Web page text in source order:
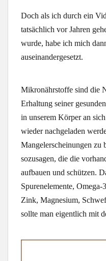
Doch als ich durch ein
tatsächlich vor Jahren
wurde, habe ich mich
auseinandergesetzt.
Mikronährstoffe sind die
Erhaltung seiner
in unserem Körper an
wieder nachgeladen
Mangelerscheinungen zu
sozusagen, die die
aufbauen und schützen.
Spurenelemente, Omega-
Zink, Magnesium,
sollte man eigentlich mit